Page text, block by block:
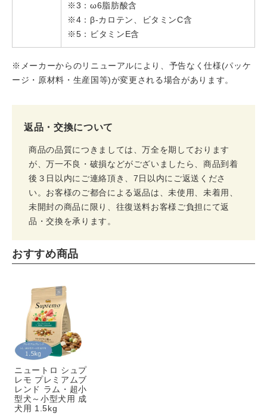
※3：ω6脂肪酸含
※4：β-カロテン、ビタミンC含
※5：ビタミンE含
※メーカーからのリニューアルにより、予告なく仕様(パッケ
ージ・原材料・生産国等)が変更される場合があります。
返品・交換について
商品の品質につきましては、万全を期しております
が、万一不良・破損などがございましたら、商品到着
後３日以内にご連絡頂き、7日以内にご返送くださ
い。お客様のご都合による返品は、未使用、未着用、
未開封の商品に限り、往復送料お客様ご負担にて返
品・交換を承ります。
おすすめ商品
ニュートロ シュプ
レモ プレミアムブ
レンド ラム・超小
型犬～小型犬用 成
犬用 1.5kg